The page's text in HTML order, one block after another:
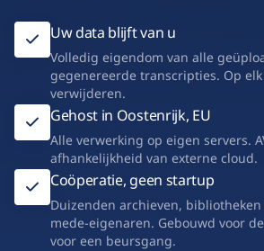
Uw data blijft van u
Volledig eigendom van alle
gegenereerde transcripties. Op
verwijderen.
Gehost in Oostenrijk, EU
Alle verwerking op eigen servers.
afhankelijkheid van externe cloud.
Coöperatie, geen startup
Duizenden archieven,
mede-eigenaren. Gebouwd voor
voor een beursgang.